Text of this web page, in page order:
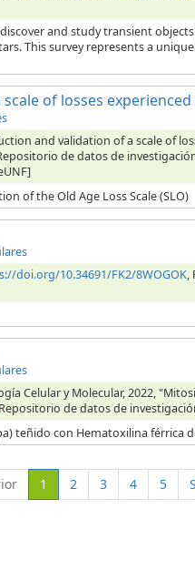
and study transient
This survey represents a
of losses experienced
and validation of a scale of
de datos de
of the Old Age Loss Scale (SLO)
doi.org/10.34691/FK2/8WOGOK,
Celular y Molecular, 2022,
de datos de
teñido con Hematoxilina férrica
1 (Actual)
2 3 4 5